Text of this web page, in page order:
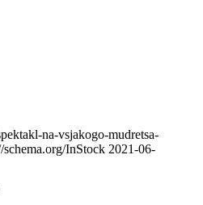
na-vsjakogo-mudretsa-
schema.org/InStock 2021-06-